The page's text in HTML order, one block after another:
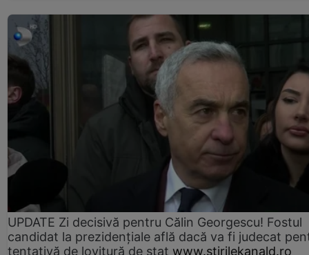
UPDATE Zi decisivă pentru Călin Georgescu! Fostul
candidat la prezidențiale află dacă va fi judecat
tentativă de lovitură de stat www.stirilekanald.ro